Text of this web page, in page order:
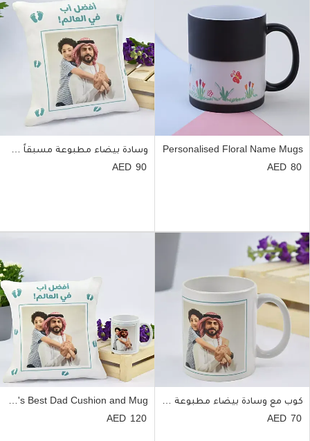
Personalised Floral Name Mugs
80
90
70
World's Best Dad Cushion and Mug
120